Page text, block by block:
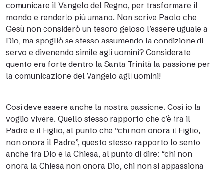
comunicare il Vangelo del Regno, per trasformare il
mondo e renderlo più umano. Non scrive Paolo che
Gesù non considerò un tesoro geloso l’essere uguale a
Dio, ma spogliò se stesso assumendo la condizione di
servo e divenendo simile agli uomini? Considerate
quento era forte dentro la Santa Trinità la passione per
la comunicazione del Vangelo agli uomini!
Così deve essere anche la nostra passione. Così io la
voglio vivere. Quello stesso rapporto che c’è tra il
Padre e il Figlio, al punto che “chi non onora il Figlio,
non onora il Padre”, questo stesso rapporto lo sento
anche tra Dio e la Chiesa, al punto di dire: “chi non
onora la Chiesa non onora Dio, chi non si appassiona